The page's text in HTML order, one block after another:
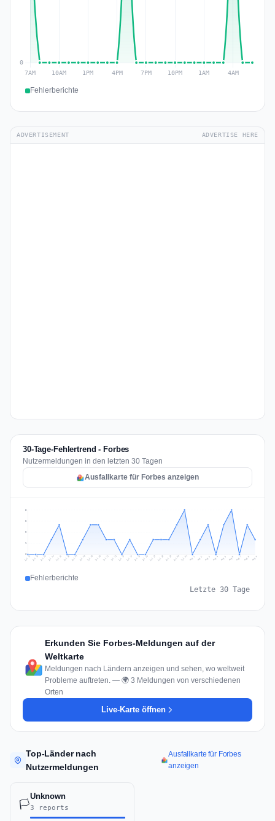
Fehlerberichte
ADVERTISEMENT ADVERTISE HERE
30-Tage-Fehlertrend - Forbes
Nutzermeldungen in den letzten 30 Tagen
Ausfallkarte für Forbes anzeigen
1
2
2
3
Jul 11 Jul 12 Jul 13 Jul 14 Jul 15 Jul 16 Jul 17 Jul 18 Jul 19 Jul 20 Jul 21 Jul 22 Jul 23 Jul 24 Jul 25 Jul 26 Jul 27 Jul 28 Jul 29 Jul 30 Jul 31 Aug 1 Aug 2 Aug 3 Aug 4 Aug 5 Aug 6 Aug 7 Aug 8 Aug 9
Fehlerberichte
Letzte 30 Tage
Erkunden Sie Forbes-Meldungen auf der
Weltkarte
Meldungen nach Ländern anzeigen und sehen, wo weltweit
Probleme auftreten. — 🌍 3 Meldungen von verschiedenen
Orten
Live-Karte öffnen
Top-Länder nach
Nutzermeldungen
Ausfallkarte für Forbes
anzeigen
🏳️
Unknown
3 reports